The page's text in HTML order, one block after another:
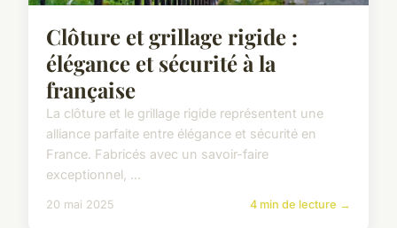
Clôture et grillage rigide :
élégance et sécurité à la
française
La clôture et le grillage rigide représentent une
alliance parfaite entre élégance et sécurité en
France. Fabricés avec un savoir-faire
exceptionnel, ...
20 mai 2025 4 min de lecture →